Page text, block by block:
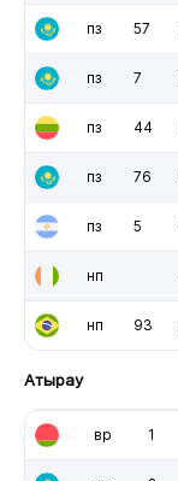
пз 57
пз 7
пз 44
пз 76
пз 5
нп
нп 93
Атырау
вр 1